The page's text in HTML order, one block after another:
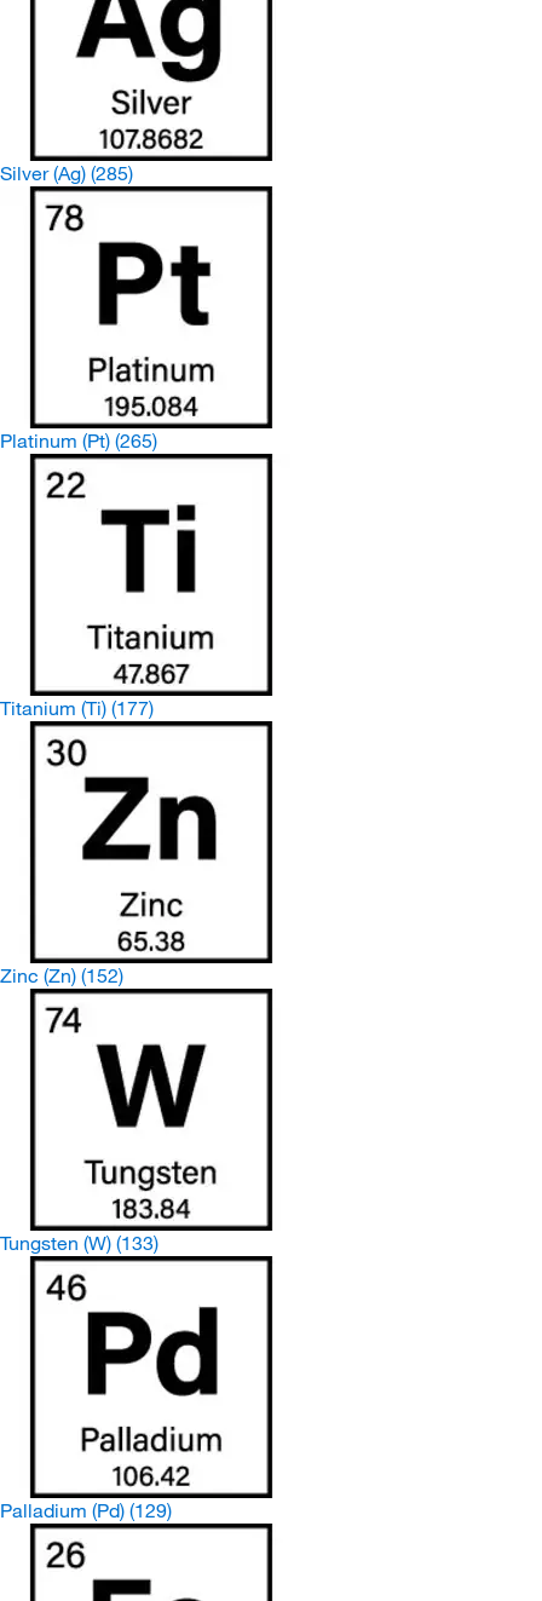
Silver (Ag) (285)
Platinum (Pt) (265)
Titanium (Ti) (177)
Zinc (Zn) (152)
Tungsten (W) (133)
Palladium (Pd) (129)